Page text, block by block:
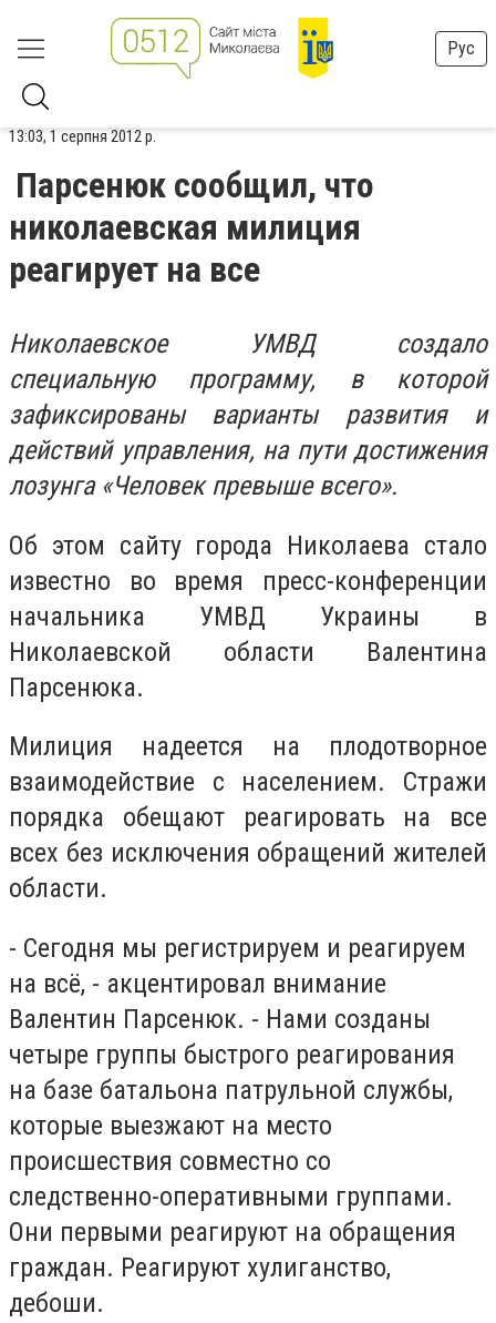
Рус
13:03, 1 серпня 2012 р.
Парсенюк сообщил, что
николаевская милиция
реагирует на все
Николаевское УМВД создало
специальную программу, в которой
зафиксированы варианты развития и
действий управления, на пути достижения
лозунга «Человек превыше всего».
Об этом сайту города Николаева стало
известно во время пресс-конференции
начальника УМВД Украины в
Николаевской области Валентина
Парсенюка.
Милиция надеется на плодотворное
взаимодействие с населением. Стражи
порядка обещают реагировать на все
всех без исключения обращений жителей
области.
- Сегодня мы регистрируем и реагируем
на всё, - акцентировал внимание
Валентин Парсенюк. - Нами созданы
четыре группы быстрого реагирования
на базе батальона патрульной службы,
которые выезжают на место
происшествия совместно со
следственно-оперативными группами.
Они первыми реагируют на обращения
граждан. Реагируют хулиганство,
дебоши.